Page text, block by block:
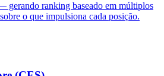
gerando ranking baseado em múltiplos
o que impulsiona cada posição.